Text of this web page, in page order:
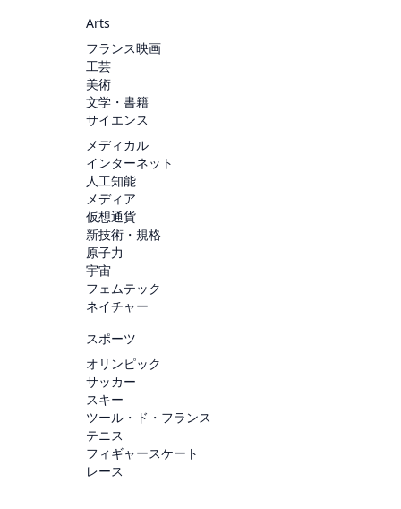
Arts
フランス映画
工芸
美術
文学・書籍
サイエンス
メディカル
インターネット
人工知能
メディア
仮想通貨
新技術・規格
原子力
宇宙
フェムテック
ネイチャー
スポーツ
オリンピック
サッカー
スキー
ツール・ド・フランス
テニス
フィギャースケート
レース